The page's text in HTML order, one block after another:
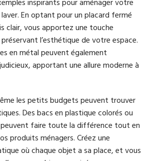
inspirants pour aménager votre
En optant pour un placard fermé
clair, vous apportez une touche
l’esthétique de votre espace.
en métal peuvent également
apportant une allure moderne à
les petits budgets peuvent trouver
Des bacs en plastique colorés ou
peuvent faire toute la différence tout en
produits ménagers. Créez une
où chaque objet a sa place, et vous